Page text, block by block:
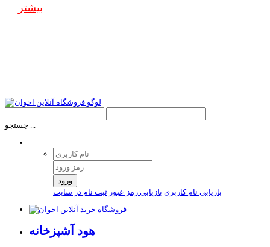
جستجو ...
.
ورود
بازیابی نام کاربری بازیابی رمز عبور ثبت نام در سایت
هود آشپزخانه
بیشتر